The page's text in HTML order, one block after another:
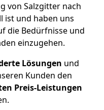
von Salzgitter nach
ist und haben uns
die Bedürfnisse und
einzugehen.
Lösungen und
Kunden den
Preis-Leistungen